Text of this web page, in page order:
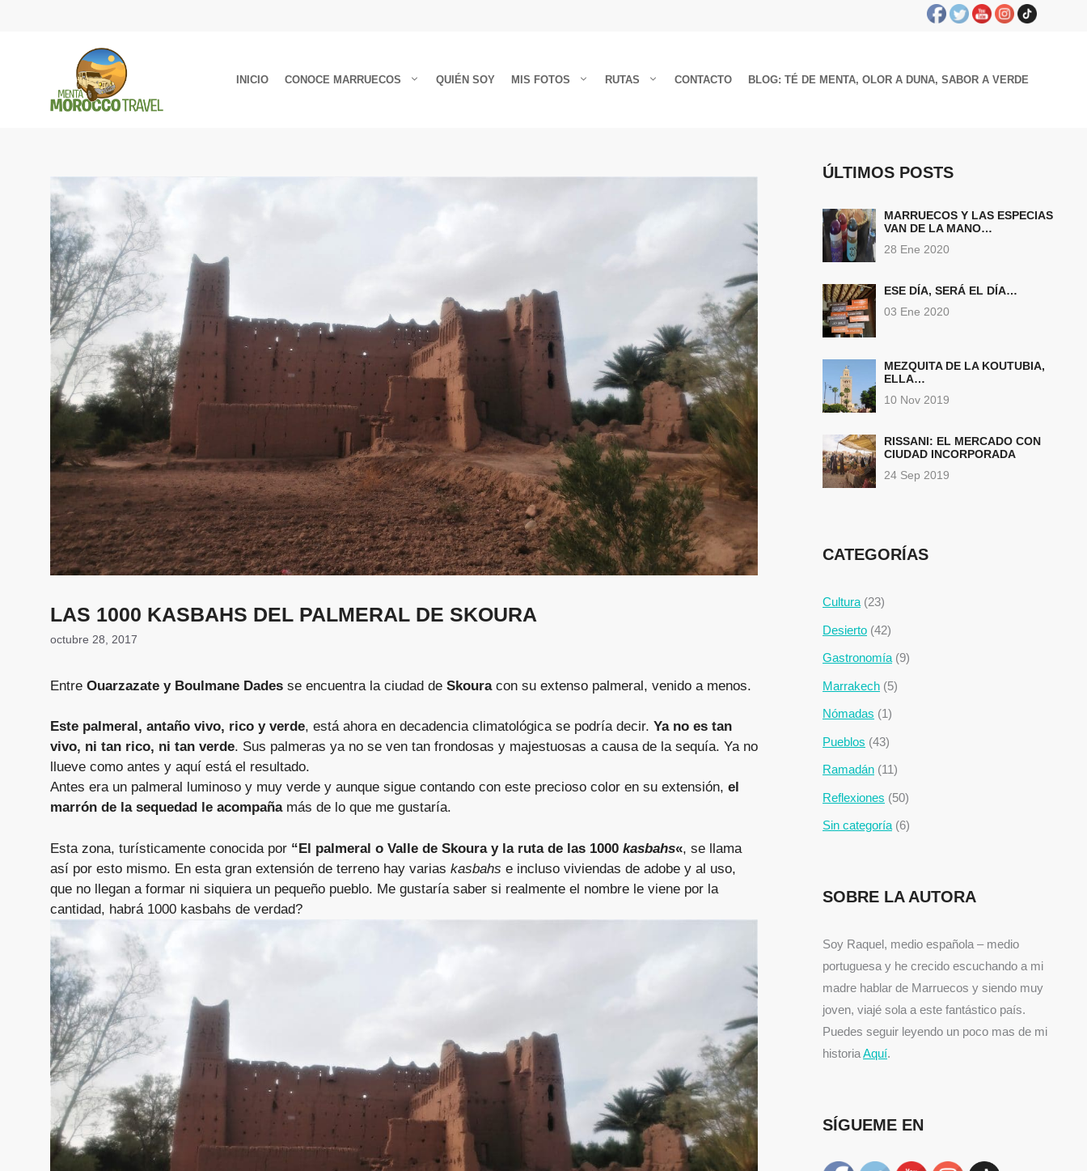
INICIO CONOCE MARRUECOS QUIÉN SOY MIS FOTOS RUTAS CONTACTO BLOG: TÉ DE MENTA, OLOR A DUNA, SABOR A VERDE
LAS 1000 KASBAHS DEL PALMERAL DE SKOURA
octubre 28, 2017
Entre Ouarzazate y Boulmane Dades se encuentra la ciudad de Skouracon su extenso palmeral, venido a menos.
Este palmeral, antaño vivo, rico y verde, está ahora en decadencia climatológica se podría decir. Ya no es tan
vivo, ni tan rico, ni tan verde. Sus palmeras ya no se ven tan frondosas y majestuosas a causa de la sequía. Ya no
llueve como antes y aquí está el resultado.
Antes era un palmeral luminoso y muy verde y aunque sigue contando con este precioso color en su extensión, el
marrón de la sequedad le acompañamás de lo que me gustaría.
Esta zona, turísticamente conocida por “El palmeral o Valle de Skoura y la ruta de las 1000 kasbahs«, se llama
así por esto mismo. En esta gran extensión de terreno hay varias kasbahs e incluso viviendas de adobe y al uso,
que no llegan a formar ni siquiera un pequeño pueblo. Me gustaría saber si realmente el nombre le viene por la
cantidad, habrá 1000 kasbahs de verdad?
ÚLTIMOS POSTS
MARRUECOS Y LAS ESPECIAS
VAN DE LA MANO…
28 Ene 2020
ESE DÍA, SERÁ EL DÍA…
03 Ene 2020
MEZQUITA DE LA KOUTUBIA,
ELLA…
10 Nov 2019
RISSANI: EL MERCADO CON
CIUDAD INCORPORADA
24 Sep 2019
CATEGORÍAS
Cultura(23)
Desierto (42)
Gastronomía(9)
Marrakech (5)
Nómadas (1)
Pueblos (43)
Ramadán (11)
Reflexiones (50)
Sin categoría(6)
SOBRE LA AUTORA
Soy Raquel, medio española – medio
portuguesa y he crecido escuchando a mi
madre hablar de Marruecos y siendo muy
joven, viajé sola a este fantástico país.
Puedes seguir leyendo un poco mas de mi
historiaAquí.
SÍGUEME EN